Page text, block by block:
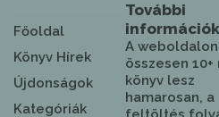
Főoldal
Könyv Hírek
Újdonságok
Kategóriák
További
információk
A weboldalon
összesen
könyv lesz
hamarosan, a